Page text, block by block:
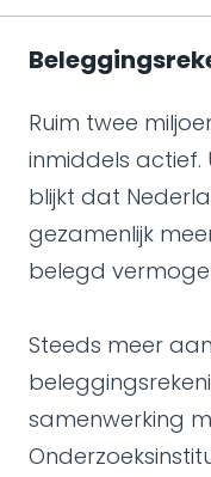
Ruim twee
inmiddels actief.
blijkt dat
gezamenlijk
belegd
Steeds meer
samenwerking